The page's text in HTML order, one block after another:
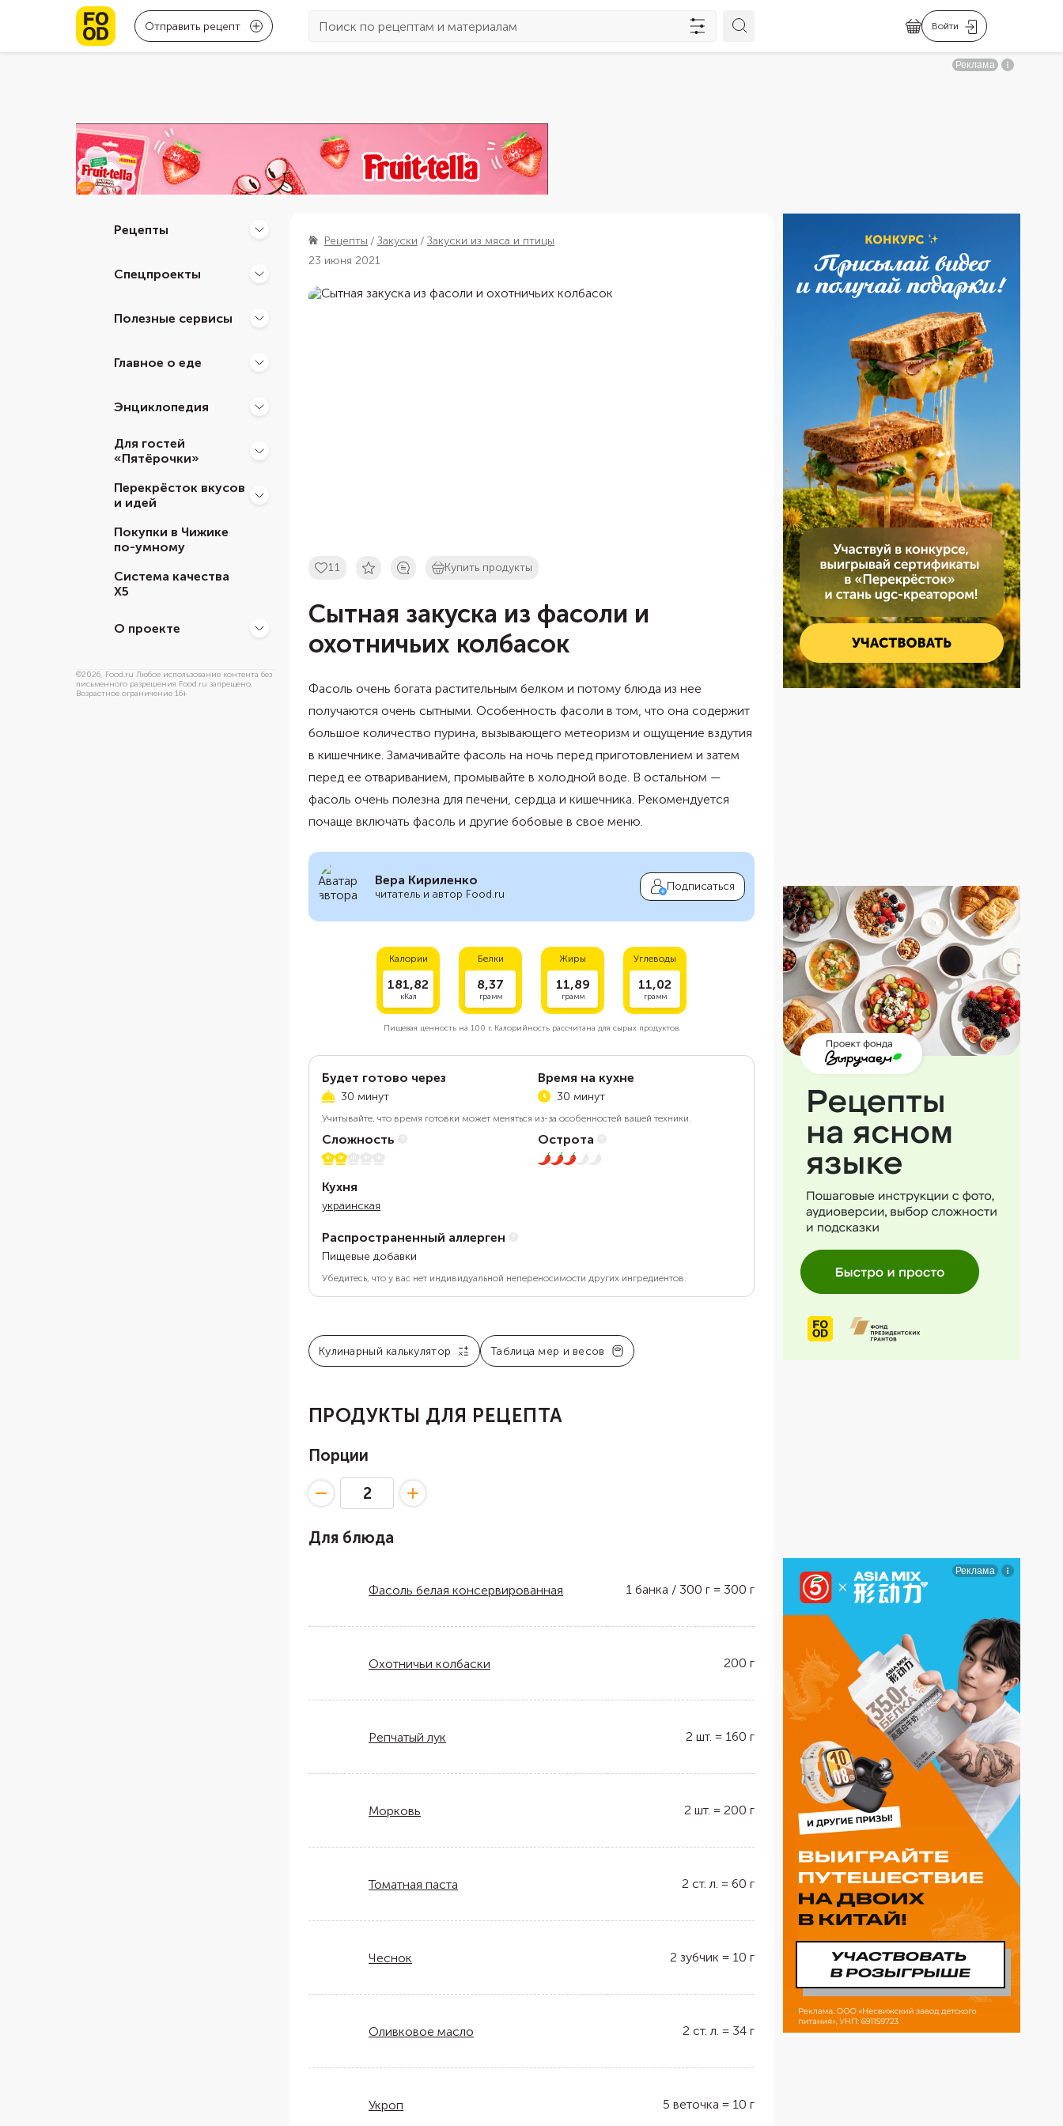
Отправить рецепт Войти
Рецепты
Спецпроекты
Полезные сервисы
Главное о еде
Энциклопедия
Для гостей
«Пятёрочки»
Перекрёсток вкусов
и идей
Покупки в Чижике
по-умному
Система качества
Х5
О проекте
©2026, Food.ru Любое использование контента без
письменного разрешения Food.ru запрещено.
Возрастное ограничение 16+
Рецепты Закуски
Закуски из мяса и птицы
23 июня 2021
11 Купить продукты
Сытная закуска из фасоли и
охотничьих колбасок
Фасоль очень богата растительным белком и потому блюда из нее
получаются очень сытными. Особенность фасоли в том, что она содержит
большое количество пурина, вызывающего метеоризм и ощущение вздутия
в кишечнике. Замачивайте фасоль на ночь перед приготовлением и затем
перед ее отвариванием, промывайте в холодной воде. В остальном —
фасоль очень полезна для печени, сердца и кишечника. Рекомендуется
почаще включать фасоль и другие бобовые в свое меню.
Вера Кириленко
читатель и автор Food.ru
Подписаться
Калории
181,82
кКал
Белки
8,37
грамм
Жиры
11,89
грамм
Углеводы
11,02
грамм
Пищевая ценность на 100 г.Калорийность рассчитана для сырых продуктов.
Будет готово через
30 минут
Время на кухне
30 минут
Учитывайте, что время готовки может меняться из-за особенностей вашей техники.
Сложность
2 из 5
Острота
3 из 5
Кухня
украинская
Распространенный аллерген
Пищевые добавки
Убедитесь, что у вас нет индивидуальной непереносимости других ингредиентов.
Кулинарный калькулятор Таблица мер и весов
ПРОДУКТЫ ДЛЯ РЕЦЕПТА
Порции
Для блюда
Фасоль белая консервированная 1 банка / 300 г = 300 г
Охотничьи колбаски 200 г
Репчатый лук 2 шт. = 160 г
Морковь 2 шт. = 200 г
Томатная паста 2 ст. л. = 60 г
Чеснок 2 зубчик = 10 г
Оливковое масло 2 ст. л. = 34 г
Укроп 5 веточка = 10 г